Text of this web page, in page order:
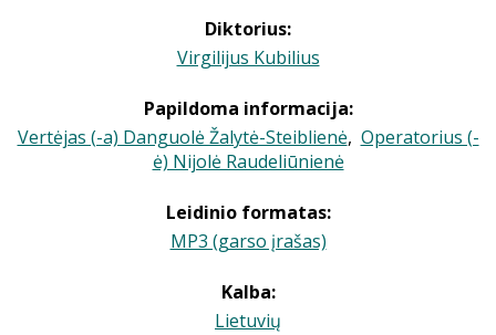
Diktorius:
Virgilijus Kubilius
Papildoma informacija:
Vertėjas (-a) Danguolė Žalytė-Steiblienė, Operatorius (-
ė) Nijolė Raudeliūnienė
Leidinio formatas:
MP3 (garso įrašas)
Kalba:
Lietuvių